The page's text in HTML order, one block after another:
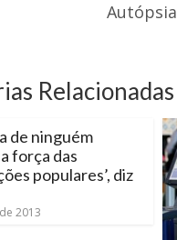
Relacionadas
de ninguém
força das
populares’, diz
2013